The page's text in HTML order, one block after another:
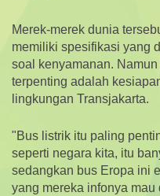
Merek-merek dunia
memiliki spesifikasi yang
soal kenyamanan.
terpenting adalah
lingkungan Transjakarta.
"Bus listrik itu paling
seperti negara kita, itu
sedangkan bus Eropa ini
yang mereka infonya